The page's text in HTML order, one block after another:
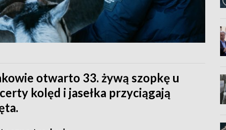
otwarto 33. żywą szopkę u
kolęd i jasełka przyciągają